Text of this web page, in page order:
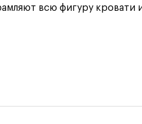
всю фигуру кровати